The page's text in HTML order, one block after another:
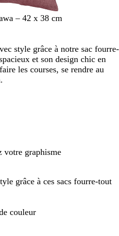
– 42 x 38 cm
style grâce à notre sac fourre-
et son design chic en
les courses, se rendre au
votre graphisme
grâce à ces sacs fourre-tout
couleur